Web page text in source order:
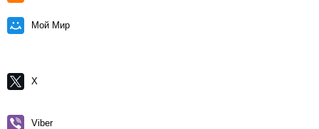
Мой Мир
X
Viber